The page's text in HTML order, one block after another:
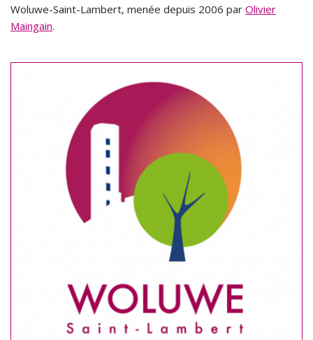
Woluwe-Saint-Lambert, menée depuis 2006 par Olivier
Maingain.